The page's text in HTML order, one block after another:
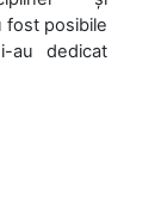
fost posibile
au dedicat